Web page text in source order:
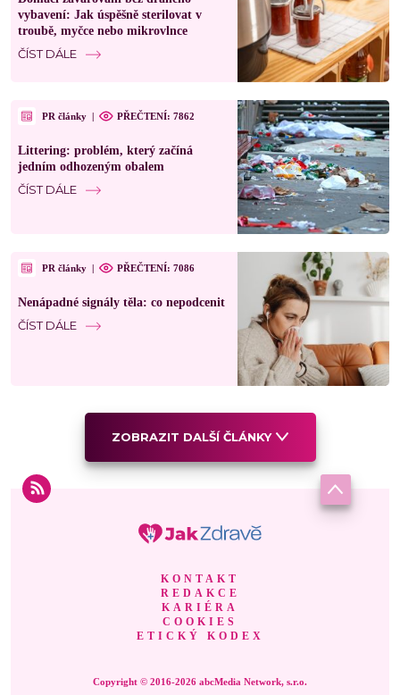
vybavení: Jak úspěšně sterilovat v
troubě, myčce nebo mikrovlnce
ČÍST DÁLE
PR články | PŘEČTENÍ: 7862
Littering: problém, který začíná
jedním odhozeným obalem
ČÍST DÁLE
PR články | PŘEČTENÍ: 7086
Nenápadné signály těla: co nepodcenit
ČÍST DÁLE
ZOBRAZIT DALŠÍ ČLÁNKY
KONTAKT
REDAKCE
KARIÉRA
COOKIES
ETICKÝ KODEX
Copyright © 2016-2026 abcMedia Network, s.r.o.